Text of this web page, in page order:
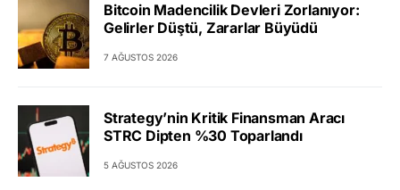
Bitcoin Madencilik Devleri Zorlanıyor:
Gelirler Düştü, Zararlar Büyüdü
7 AĞUSTOS 2026
Strategy’nin Kritik Finansman Aracı
STRC Dipten %30 Toparlandı
5 AĞUSTOS 2026